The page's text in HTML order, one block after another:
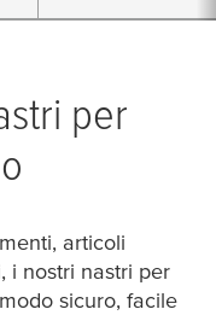
per
articoli
i nostri nastri per
sicuro, facile